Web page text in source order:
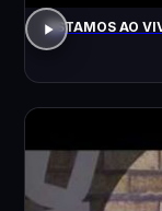
ESTAMOS AO